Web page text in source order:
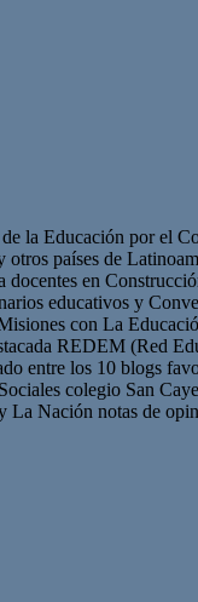
la Educación por el
países de
en
educativos y
con La
REDEM (Red
entre los 10 blogs
colegio San
Nación notas de